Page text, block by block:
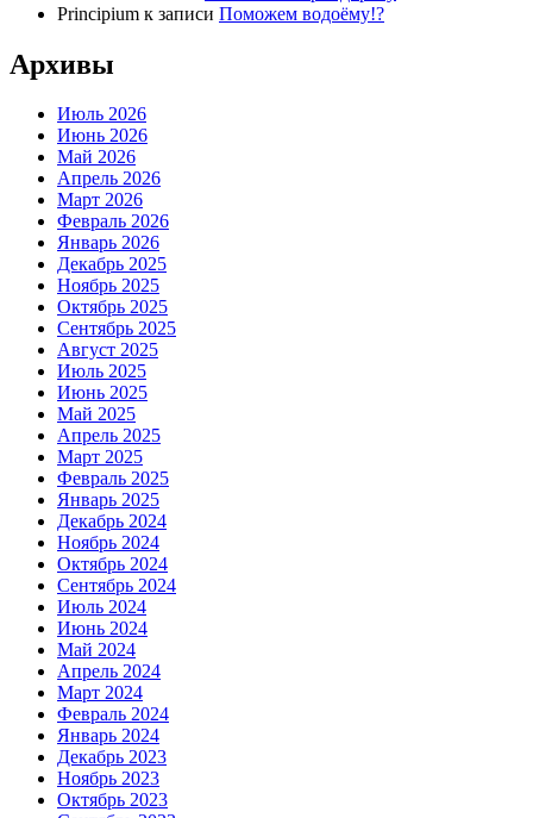
Principium к записи Поможем водоёму!?
Архивы
Июль 2026
Июнь 2026
Май 2026
Апрель 2026
Март 2026
Февраль 2026
Январь 2026
Декабрь 2025
Ноябрь 2025
Октябрь 2025
Сентябрь 2025
Август 2025
Июль 2025
Июнь 2025
Май 2025
Апрель 2025
Март 2025
Февраль 2025
Январь 2025
Декабрь 2024
Ноябрь 2024
Октябрь 2024
Сентябрь 2024
Июль 2024
Июнь 2024
Май 2024
Апрель 2024
Март 2024
Февраль 2024
Январь 2024
Декабрь 2023
Ноябрь 2023
Октябрь 2023